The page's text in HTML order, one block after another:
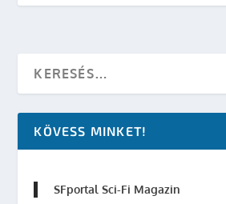
KÖVESS MINKET!
SFportal Sci-Fi Magazin